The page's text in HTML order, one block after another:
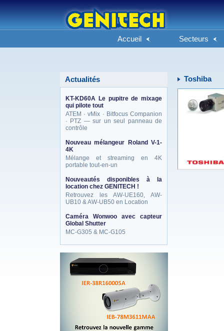
Accueil Secteurs
Actualités
KT-KD60A Le pupitre de mixage
qui pilote tout
ATEM · vMix · Bitfocus Companion
· PTZ — sur un seul panneau de
contrôle
Nouveau mélangeur Roland V-1-
4K
Mélange et streaming en 4K
portable tout-en-un
Nouveautés disponibles à la
location chez GENITECH !
Retrouvez les AW-UE160, AW-
UB10 & AW-UB50 en Location
Caméra Wonwoo avec capteur
Global Shutter
MC-G305 & MC-G105
Toshiba